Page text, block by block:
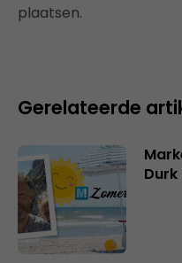
plaatsen.
Gerelateerde